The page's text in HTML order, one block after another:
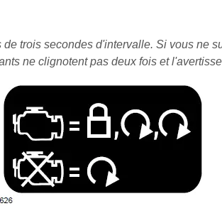
trois secondes d'intervalle. Si vous ne
ne clignotent pas deux fois et